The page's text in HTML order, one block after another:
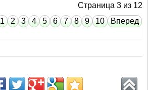
Страница 3 из 12
1 2 3 4 5 6 7 8 9 10
Вперед